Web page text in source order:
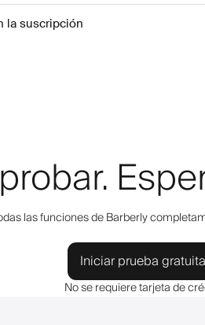
la suscripción
las funciones de Barberly
Iniciar prueba gratuita
No se requiere tarjeta de